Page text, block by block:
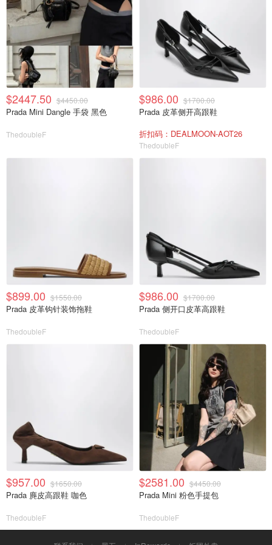
$2447.50 $4450.00
Prada Mini Dangle 手袋 黑色
ThedoubleF
$986.00 $1700.00
Prada 皮革侧开高跟鞋
折扣码：DEALMOON-AOT26
ThedoubleF
$899.00 $1550.00
Prada 皮革钩针装饰拖鞋
ThedoubleF
$986.00 $1700.00
Prada 侧开口皮革高跟鞋
ThedoubleF
$957.00 $1650.00
Prada 麂皮高跟鞋 咖色
ThedoubleF
$2581.00 $4450.00
Prada Mini 粉色手提包
ThedoubleF